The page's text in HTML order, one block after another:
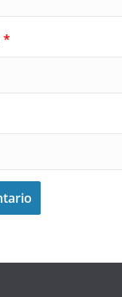
*